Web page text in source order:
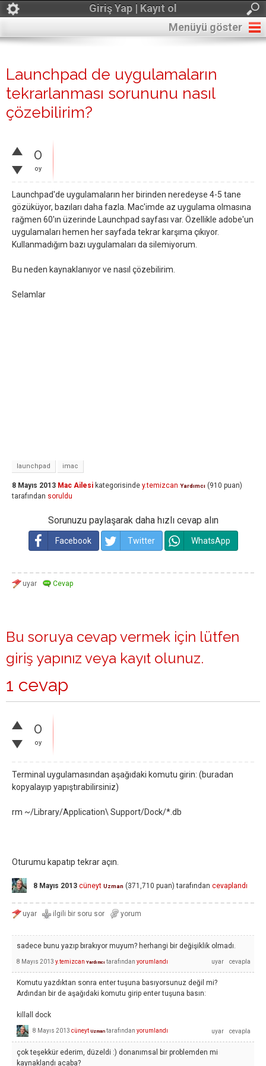
Giriş Yap | Kayıt ol
Menüyü göster
Launchpad de uygulamaların
tekrarlanması sorununu nasıl
çözebilirim?
0
oy
Launchpad'de uygulamaların her birinden neredeyse 4-5 tane
gözüküyor, bazıları daha fazla. Mac'imde az uygulama olmasına
rağmen 60'ın üzerinde Launchpad sayfası var. Özellikle adobe'un
uygulamaları hemen her sayfada tekrar karşıma çıkıyor.
Kullanmadığım bazı uygulamaları da silemiyorum.
Bu neden kaynaklanıyor ve nasıl çözebilirim.
Selamlar
launchpad imac
8 Mayıs 2013 Mac Ailesi kategorisinde y.temizcan Yardımcı (910 puan)
tarafından soruldu
Sorunuzu paylaşarak daha hızlı cevap alın
Facebook Twitter WhatsApp
Bu soruya cevap vermek için lütfen
giriş yapınız veya kayıt olunuz.
1 cevap
0
oy
Terminal uygulamasından aşağıdaki komutu girin: (buradan
kopyalayıp yapıştırabilirsiniz)
rm ~/Library/Application\ Support/Dock/*.db
Oturumu kapatıp tekrar açın.
8 Mayıs 2013 cüneyt Uzman (371,710 puan) tarafından cevaplandı
sadece bunu yazıp bırakıyor muyum? herhangi bir değişiklik olmadı.
8 Mayıs 2013 y.temizcan Yardımcı tarafından yorumlandı
Komutu yazdıktan sonra enter tuşuna basıyorsunuz değil mi?
Ardından bir de aşağıdaki komutu girip enter tuşuna basın:
killall dock
8 Mayıs 2013 cüneyt Uzman tarafından yorumlandı
çok teşekkür ederim, düzeldi :) donanımsal bir problemden mi
kaynaklandı acaba?